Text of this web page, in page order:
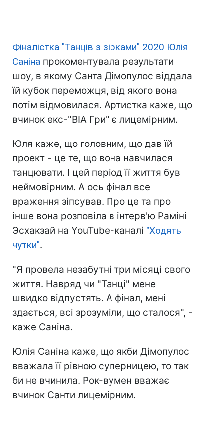
Фіналістка "Танців з зірками" 2020 Юлія
Саніна прокоментувала результати
шоу, в якому Санта Дімопулос віддала
їй кубок переможця, від якого вона
потім відмовилася. Артистка каже, що
вчинок екс-"ВІА Гри" є лицемірним.
Юля каже, що головним, що дав їй
проект - це те, що вона навчилася
танцювати. І цей період її життя був
неймовірним. А ось фінал все
враження зіпсував. Про це та про
інше вона розповіла в інтерв'ю Раміні
Эсхакзай на YouTube-каналі "Ходять
чутки".
"Я провела незабутні три місяці свого
життя. Навряд чи "Танці" мене
швидко відпустять. А фінал, мені
здається, всі зрозуміли, що сталося", -
каже Саніна.
Юлія Саніна каже, що якби Дімопулос
вважала її рівною суперницею, то так
би не вчинила. Рок-вумен вважає
вчинок Санти лицемірним.